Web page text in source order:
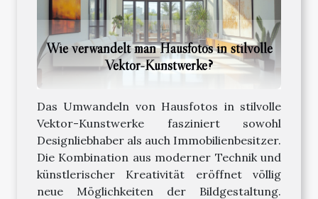
Wie verwandelt man Hausfotos in stilvolle
Vektor-Kunstwerke?
Das Umwandeln von Hausfotos in stilvolle
Vektor-Kunstwerke fasziniert sowohl
Designliebhaber als auch Immobilienbesitzer.
Die Kombination aus moderner Technik und
künstlerischer Kreativität eröffnet völlig
neue Möglichkeiten der Bildgestaltung.